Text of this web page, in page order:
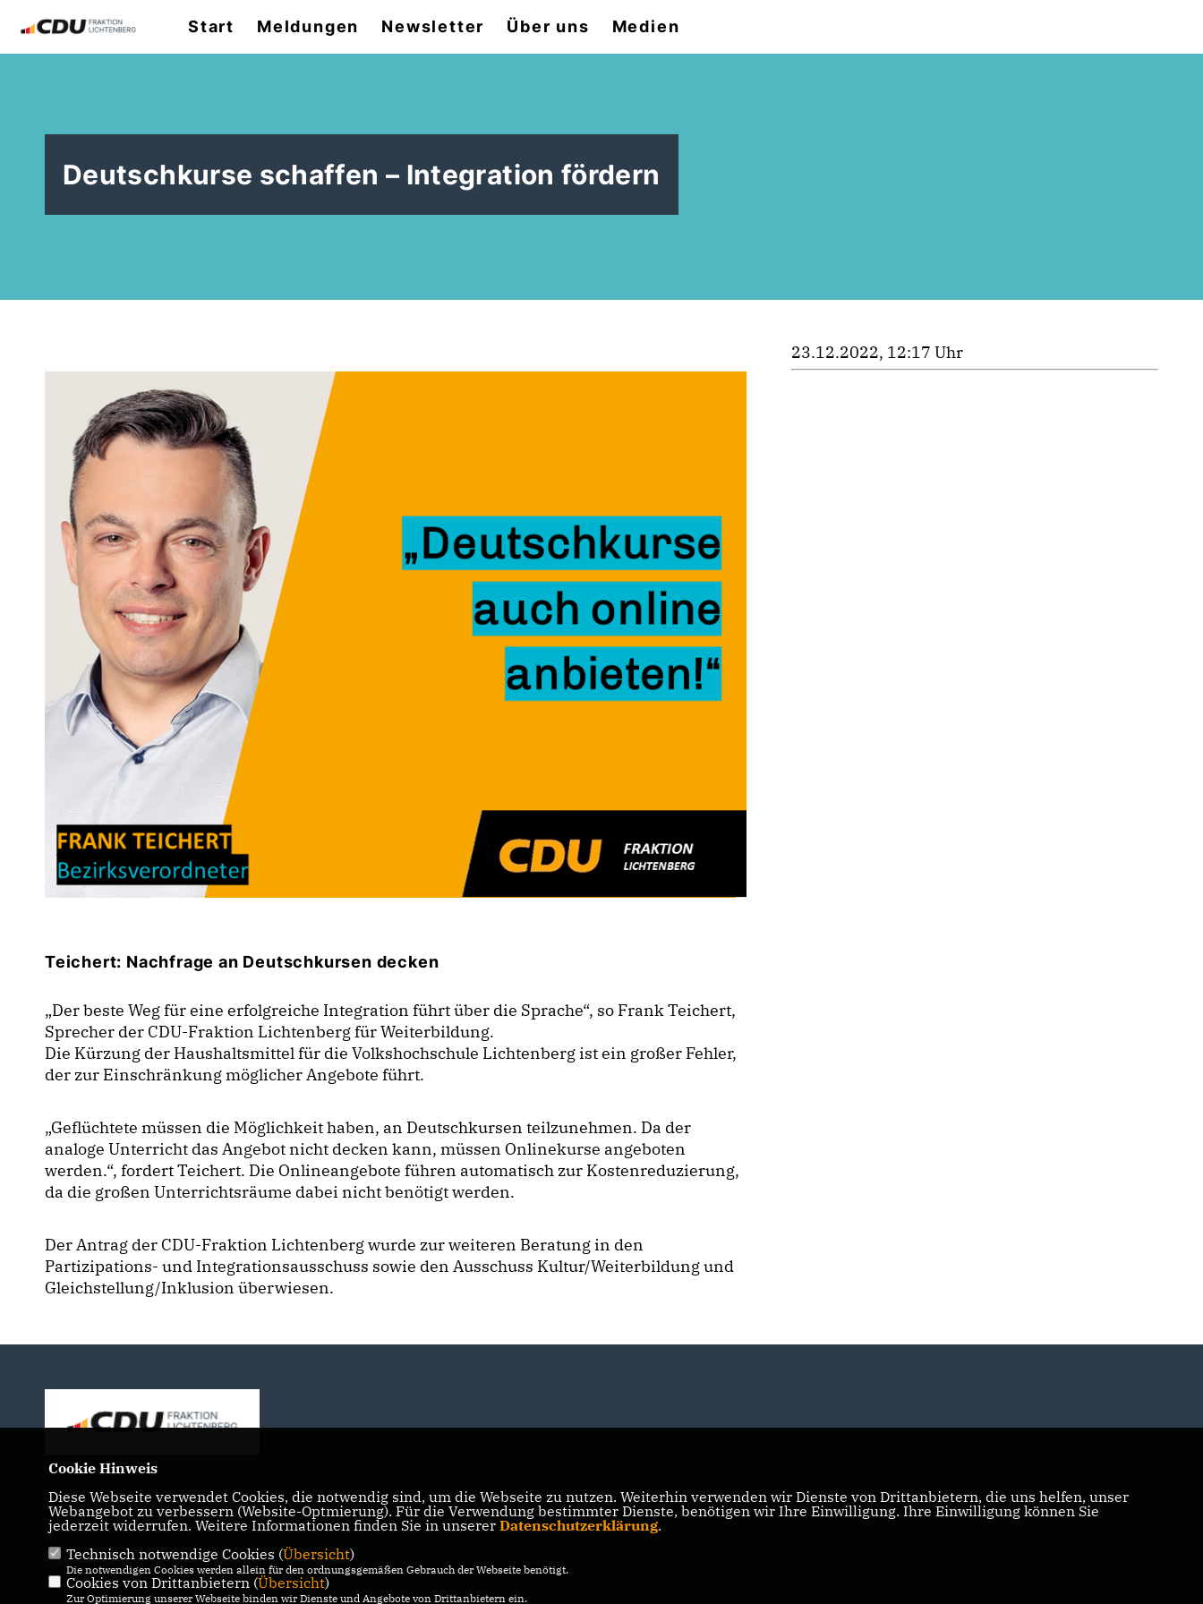
Start Meldungen Newsletter Über uns Medien
Deutschkurse schaffen – Integration fördern
Teichert: Nachfrage an Deutschkursen decken
Der beste Weg für eine erfolgreiche Integration führt über die Sprache“, so Frank Teichert,
Sprecher der CDU-Fraktion Lichtenberg für Weiterbildung.
Die Kürzung der Haushaltsmittel für die Volkshochschule Lichtenberg ist ein großer Fehler,
der zur Einschränkung möglicher Angebote führt.
Geflüchtete müssen die Möglichkeit haben, an Deutschkursen teilzunehmen. Da der
analoge Unterricht das Angebot nicht decken kann, müssen Onlinekurse angeboten
werden.“, fordert Teichert. Die Onlineangebote führen automatisch zur Kostenreduzierung,
da die großen Unterrichtsräume dabei nicht benötigt werden.
Der Antrag der CDU-Fraktion Lichtenberg wurde zur weiteren Beratung in den
Partizipations- und Integrationsausschuss sowie den Ausschuss Kultur/Weiterbildung und
Gleichstellung/Inklusion überwiesen.
23.12.2022, 12:17 Uhr
IMPRESSUM DATENSCHUTZ KONTAKT
Cookie Hinweis
Diese Webseite verwendet Cookies, die notwendig sind, um die Webseite zu nutzen. Weiterhin verwenden wir Dienste von Drittanbietern, die uns helfen, unser
Webangebot zu verbessern (Website-Optmierung). Für die Verwendung bestimmter Dienste, benötigen wir Ihre Einwilligung. Ihre Einwilligung können Sie
jederzeit widerrufen. Weitere Informationen finden Sie in unserer Datenschutzerklärung.
Technisch notwendige Cookies (Übersicht)
Die notwendigen Cookies werden allein für den ordnungsgemäßen Gebrauch der Webseite benötigt.
Cookies von Drittanbietern (Übersicht)
Zur Optimierung unserer Webseite binden wir Dienste und Angebote von Drittanbietern ein.